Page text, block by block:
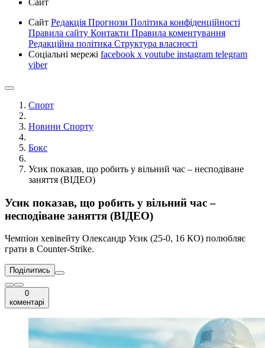
Сайт
Сайт Редакція Прогнози Політика конфіденційності
Правила сайту Контакти Правила коментування
Редакційна політика Структура власності
Соціальні мережі facebook x youtube instagram telegram
viber
Спорт
Новини Спорту
Бокс
Усик показав, що робить у вільний час – несподіване
заняття (ВІДЕО)
Усик показав, що робить у вільний час –
несподіване заняття (ВІДЕО)
Чемпіон хевівейту Олександр Усик (25-0, 16 КО) полюбляє
грати в Counter-Strike.
Поділитись
0
коментарі